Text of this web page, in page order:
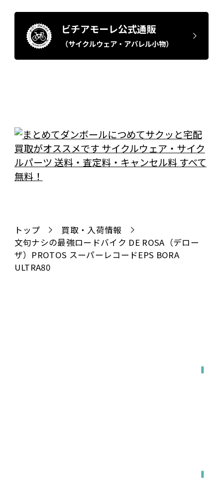
ビチアモーレ公式通販
（サイクルウェア・アパレル小物）
トップ
買取・入荷情報
文句ナシの最強ロードバイク DE ROSA（デロー
ザ）PROTOS スーパーレコードEPS BORA
ULTRA80